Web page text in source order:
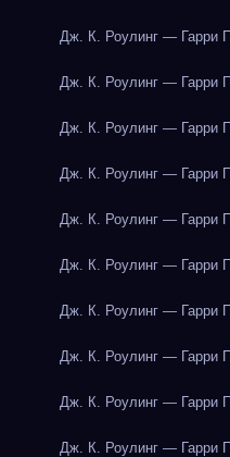
Дж. К. Роулинг — Гарри
Дж. К. Роулинг — Гарри
Дж. К. Роулинг — Гарри
Дж. К. Роулинг — Гарри
Дж. К. Роулинг — Гарри
Дж. К. Роулинг — Гарри
Дж. К. Роулинг — Гарри
Дж. К. Роулинг — Гарри
Дж. К. Роулинг — Гарри
Дж. К. Роулинг — Гарри